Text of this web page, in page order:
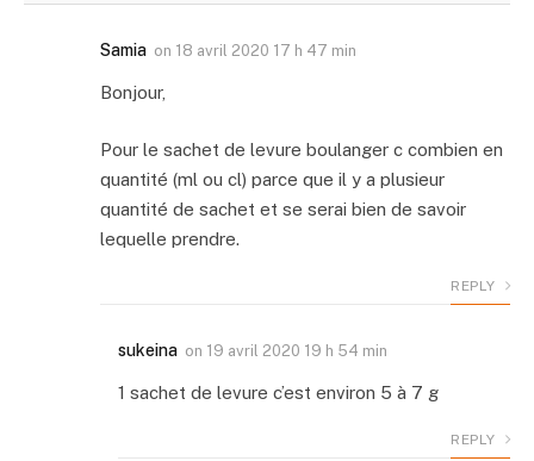
Samia on 18 avril 2020 17 h 47 min
Bonjour,
Pour le sachet de levure boulanger c combien en
quantité (ml ou cl) parce que il y a plusieur
quantité de sachet et se serai bien de savoir
lequelle prendre.
REPLY
sukeina on 19 avril 2020 19 h 54 min
1 sachet de levure c’est environ 5 à 7 g
REPLY